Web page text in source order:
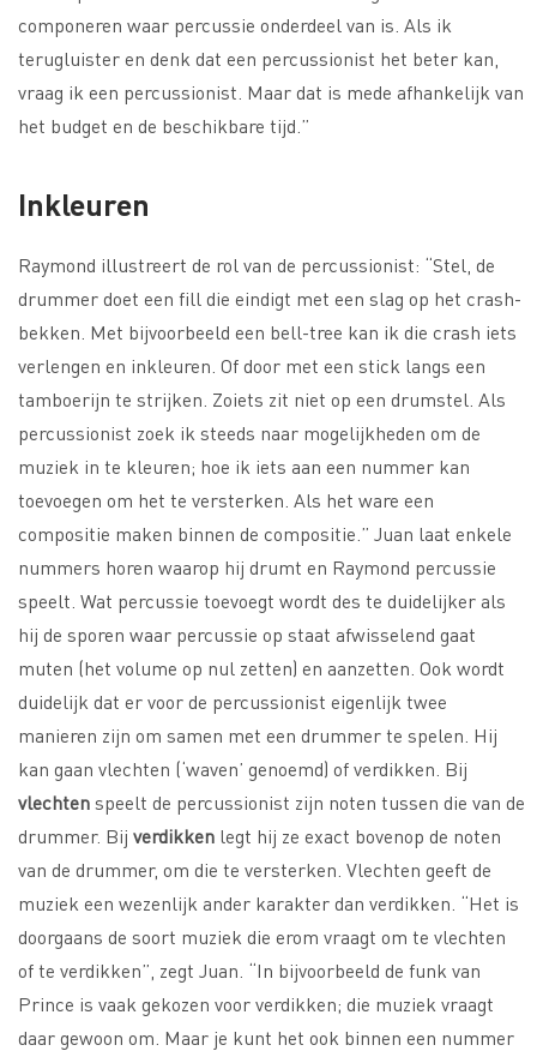
componeren waar percussie onderdeel van is. Als ik
terugluister en denk dat een percussionist het beter kan,
vraag ik een percussionist. Maar dat is mede afhankelijk van
het budget en de beschikbare tijd.”
Inkleuren
Raymond illustreert de rol van de percussionist: “Stel, de
drummer doet een fill die eindigt met een slag op het crash-
bekken. Met bijvoorbeeld een bell-tree kan ik die crash iets
verlengen en inkleuren. Of door met een stick langs een
tamboerijn te strijken. Zoiets zit niet op een drumstel. Als
percussionist zoek ik steeds naar mogelijkheden om de
muziek in te kleuren; hoe ik iets aan een nummer kan
toevoegen om het te versterken. Als het ware een
compositie maken binnen de compositie.” Juan laat enkele
nummers horen waarop hij drumt en Raymond percussie
speelt. Wat percussie toevoegt wordt des te duidelijker als
hij de sporen waar percussie op staat afwisselend gaat
muten (het volume op nul zetten) en aanzetten. Ook wordt
duidelijk dat er voor de percussionist eigenlijk twee
manieren zijn om samen met een drummer te spelen. Hij
kan gaan vlechten (‘waven’ genoemd) of verdikken. Bij
vlechtenspeelt de percussionist zijn noten tussen die van de
drummer. Bij verdikken legt hij ze exact bovenop de noten
van de drummer, om die te versterken. Vlechten geeft de
muziek een wezenlijk ander karakter dan verdikken. “Het is
doorgaans de soort muziek die erom vraagt om te vlechten
of te verdikken”, zegt Juan. “In bijvoorbeeld de funk van
Prince is vaak gekozen voor verdikken; die muziek vraagt
daar gewoon om. Maar je kunt het ook binnen een nummer